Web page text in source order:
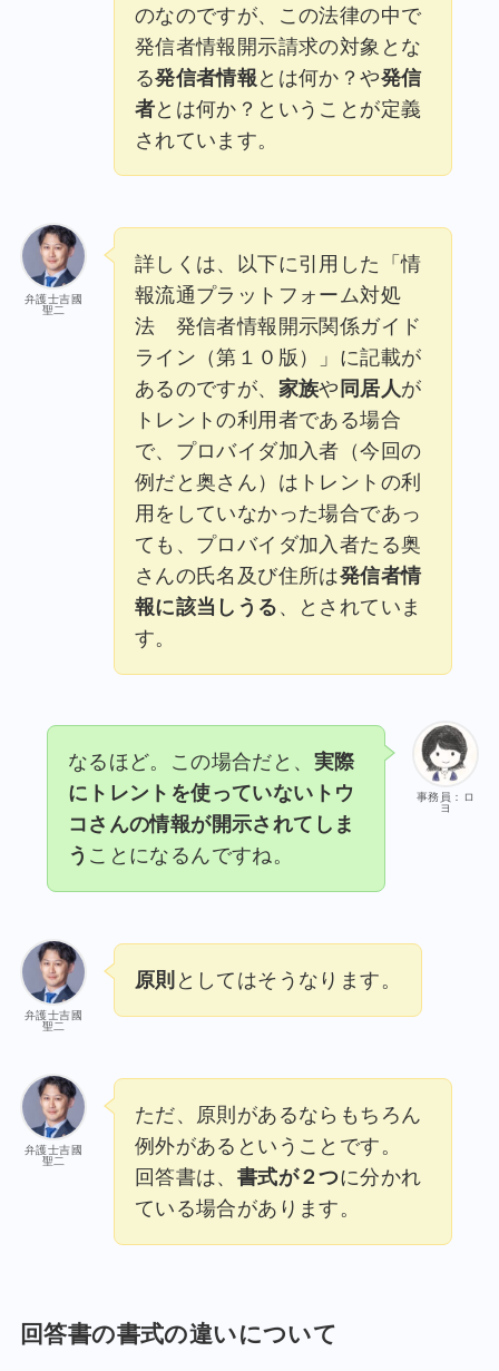
のなのですが、この法律の中で
発信者情報開示請求の対象とな
る発信者情報 とは何か？や発信
者とは何か？ということが定義
されています。
弁護士吉國
聖二
詳しくは、以下に引用した「情
報流通プラットフォーム対処
法 発信者情報開示関係ガイド
ライン（第１０版）」に記載が
あるのですが、 家族や 同居人 が
トレントの利用者である場合
で、プロバイダ加入者（今回の
例だと奥さん）はトレントの利
用をしていなかった場合であっ
ても、プロバイダ加入者たる奥
さんの氏名及び住所は発信者情
報に該当しうる 、とされていま
す。
事務員：ロ
ヨ
なるほど。この場合だと、 実際
にトレントを使っていないトウ
コさんの情報が開示されてしま
う ことになるんですね。
弁護士吉國
聖二
原則 としてはそうなります。
弁護士吉國
聖二
ただ、原則があるならもちろん
例外があるということです。
回答書は、 書式が２つに分かれ
ている場合があります。
回答書の書式の違いについて